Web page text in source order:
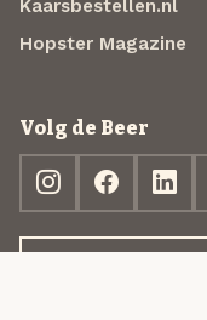
Kaarsbestellen.nl
Hopster Magazine
Volg de Beer